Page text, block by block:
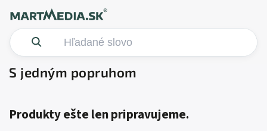
S jedným popruhom
Produkty ešte len pripravujeme.